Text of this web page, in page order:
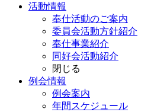
活動情報
奉仕活動のご案内
委員会活動方針紹介
奉仕事業紹介
同好会活動紹介
閉じる
例会情報
例会案内
年間スケジュール